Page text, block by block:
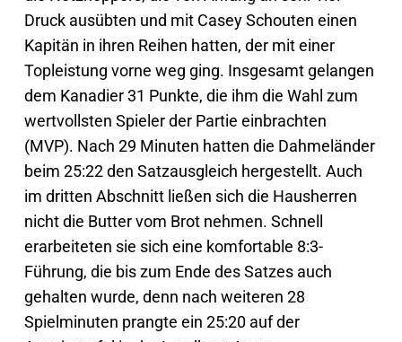
Druck ausübten und mit Casey Schouten einen
Kapitän in ihren Reihen hatten, der mit einer
Topleistung vorne weg ging. Insgesamt gelangen
dem Kanadier 31 Punkte, die ihm die Wahl zum
wertvollsten Spieler der Partie einbrachten
(MVP). Nach 29 Minuten hatten die Dahmeländer
beim 25:22 den Satzausgleich hergestellt. Auch
im dritten Abschnitt ließen sich die Hausherren
nicht die Butter vom Brot nehmen. Schnell
erarbeiteten sie sich eine komfortable 8:3-
Führung, die bis zum Ende des Satzes auch
gehalten wurde, denn nach weiteren 28
Spielminuten prangte ein 25:20 auf der